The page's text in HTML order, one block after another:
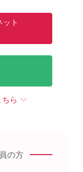
こちら
ット
ら
の方